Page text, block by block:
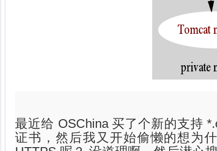
最近给 OSChina 买了个新的支持
证书，然后我又开始偷懒的想为